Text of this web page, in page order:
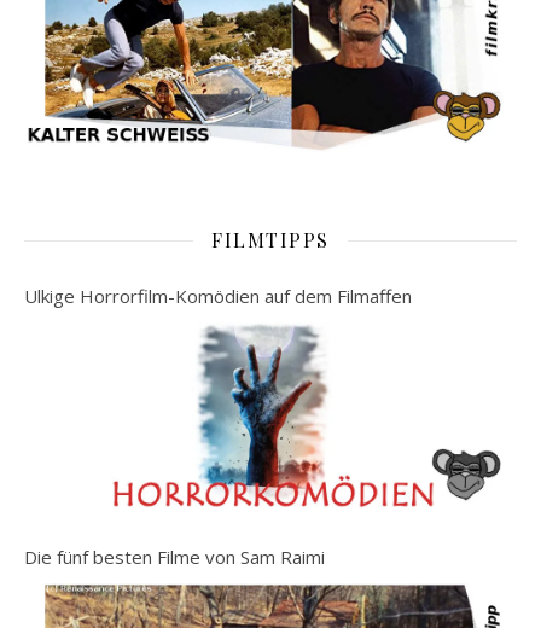
FILMTIPPS
Ulkige Horrorfilm-Komödien auf dem Filmaffen
Die fünf besten Filme von Sam Raimi